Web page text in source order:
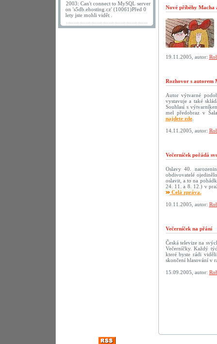
2003: Can't connect to MySQL server
on 's5db.ehosting.cz' (10061)Před 0
lety jste mohli vidět .
Nové příběhy Macha
19.11.2005, autor:
Rozhovor s autorem
Autor výtvarné
vystavuje a také
Souhlasí s
mel předobraz v
najdete zde.
14.11.2005, autor:
Večerníček pořádá
Oslavy 40.
obdivovatelé
oslavit, a to na
24. 11. a 8. 12.) v
Celá zpráva.
10.11.2005, autor:
Večerníček na přání
Česká televize na
Večerníčky. Každý
které byste rádi
skončení hlasování v
15.09.2005, autor: